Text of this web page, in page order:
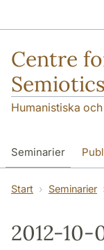
Centre
Humanistiska
Seminarier
Start Seminarier
2012-10-